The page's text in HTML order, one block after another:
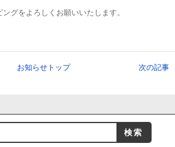
グをよろしくお願いいたします。
お知らせトップ 次の記事